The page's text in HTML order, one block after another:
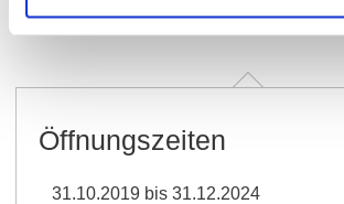
Öffnungszeiten
31.10.2019 bis 31.12.2024